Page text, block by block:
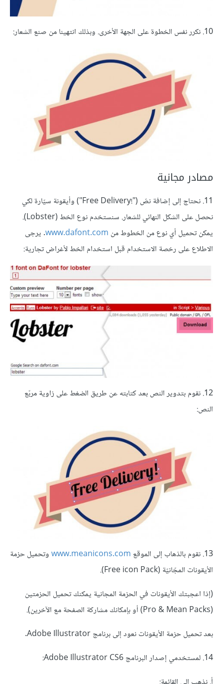
10. نكرر نفس الخطوة على الجهة الأخرى. وبذلك انتهينا من صنع الشعار:
مصادر مجانية
11. نحتاج إلى إضافة نصّ ("!Free Delivery") وأيقونة سيّارة لكي
نحصل على الشكل النهائي للشعار. سنستخدم نوع الخط (Lobster).
يمكن تحميل أي نوع من الخطوط من www.dafont.com. يرجى
الاطلاع على رخصة الاستخدام قبل استخدام الخط لأغراض تجارية:
12. نقوم بتدوير النص بعد كتابته عن طريق الضغط على زاوية مربّع
النص:
13. نقوم بالذهاب إلى الموقع www.meanicons.comوتحميل حزمة
الأيقونات المجّانيّة (Free icon Pack).
(إذا اعجبتك الأيقونات في الحزمة المجانية يمكنك تحميل الحزمتين
(Pro & Mean Packs) أو بإمكانك مشاركة الصفحة مع الآخرين).
بعد تحميل حزمة الأيقونات نعود إلى برنامج Adobe Illustrator.
14. لمستخدمي إصدار البرنامج Adobe Illustrator CS6: